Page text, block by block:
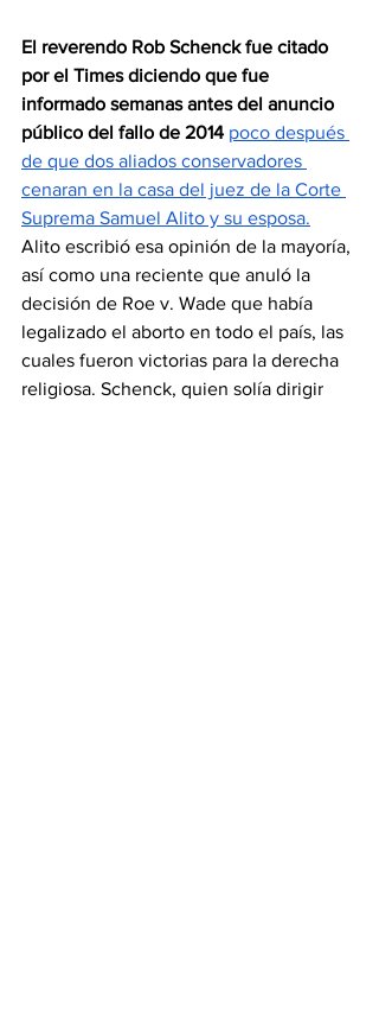
El reverendo Rob Schenck fue citado
por el Times diciendo que fue
informado semanas antes del anuncio
público del fallo de 2014 poco después
de que dos aliados conservadores
cenaran en la casa del juez de la Corte
Suprema Samuel Alito y su esposa.
Alito escribió esa opinión de la mayoría,
así como una reciente que anuló la
decisión de Roe v. Wade que había
legalizado el aborto en todo el país, las
cuales fueron victorias para la derecha
religiosa. Schenck, quien solía dirigir